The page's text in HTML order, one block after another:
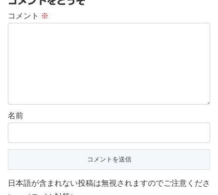
コメント ※
名前
日本語が含まれない投稿は無視されますのでご注意くださ